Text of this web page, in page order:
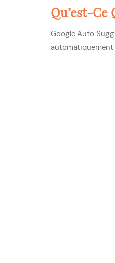
Qu’est-Ce
Google Auto
automatiquement